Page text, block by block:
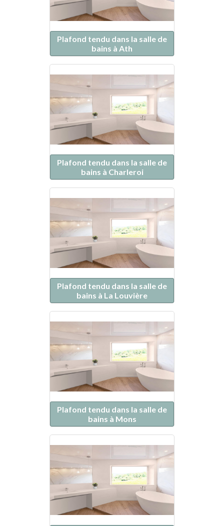
Plafond tendu dans la salle de
bains à Ath
Plafond tendu dans la salle de
bains à Charleroi
Plafond tendu dans la salle de
bains à La Louvière
Plafond tendu dans la salle de
bains à Mons